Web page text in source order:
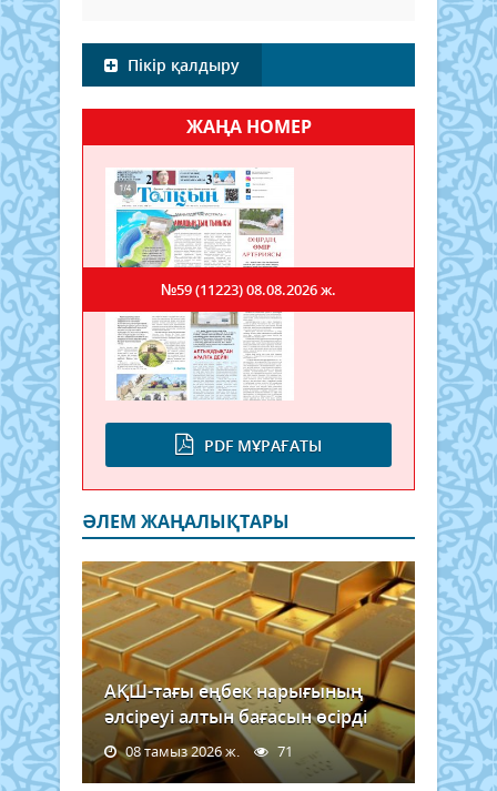
Пікір қалдыру
ЖАҢА НОМЕР
PDF МҰРАҒАТЫ
№59 (11223)08.08.2026 ж.
ӘЛЕМ ЖАҢАЛЫҚТАРЫ
АҚШ-тағы еңбек нарығының
әлсіреуі алтын бағасын өсірді
08 тамыз 2026 ж. 71